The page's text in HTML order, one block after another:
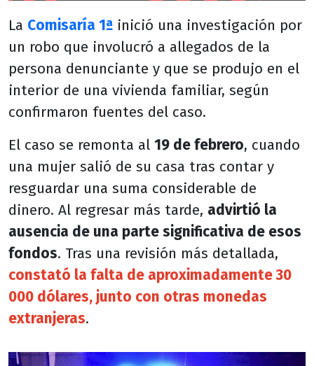
La Comisaría 1ª inició una investigación por
un robo que involucró a allegados de la
persona denunciante y que se produjo en el
interior de una vivienda familiar, según
confirmaron fuentes del caso.
El caso se remonta al 19 de febrero, cuando
una mujer salió de su casa tras contar y
resguardar una suma considerable de
dinero. Al regresar más tarde, advirtió la
ausencia de una parte significativa de esos
fondos. Tras una revisión más detallada,
constató la falta de aproximadamente 30
000 dólares, junto con otras monedas
extranjeras.